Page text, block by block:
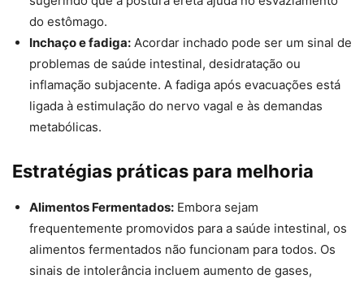
do estômago.
Inchaço e fadiga: Acordar inchado pode ser um sinal de
problemas de saúde intestinal, desidratação ou
inflamação subjacente. A fadiga após evacuações está
ligada à estimulação do nervo vagal e às demandas
metabólicas.
Estratégias práticas para melhoria
Alimentos Fermentados: Embora sejam
frequentemente promovidos para a saúde intestinal, os
alimentos fermentados não funcionam para todos. Os
sinais de intolerância incluem aumento de gases,